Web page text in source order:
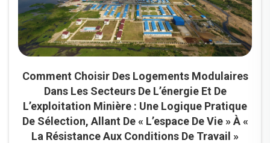
Comment Choisir Des Logements Modulaires
Dans Les Secteurs De L’énergie Et De
L’exploitation Minière : Une Logique Pratique
De Sélection, Allant De « L’espace De Vie » À «
La Résistance Aux Conditions De Travail »